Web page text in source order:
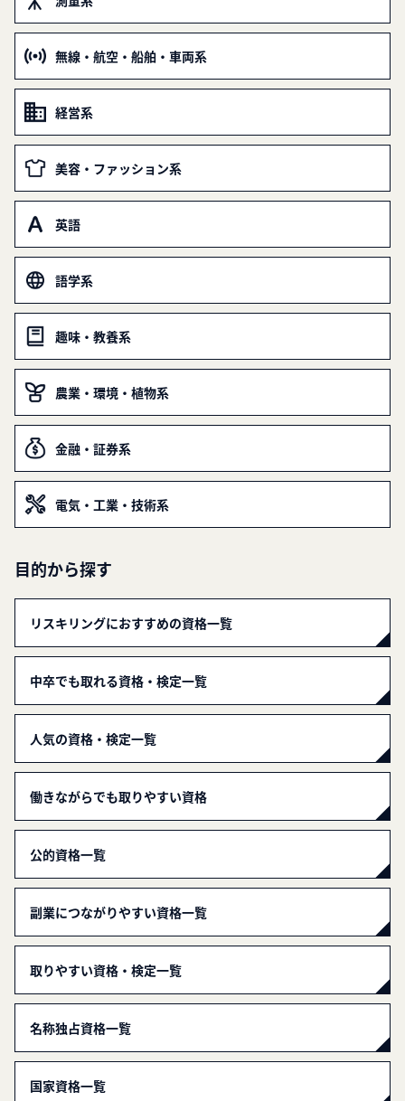
無線・航空・船舶・車両系
経営系
美容・ファッション系
英語
語学系
趣味・教養系
農業・環境・植物系
金融・証券系
電気・工業・技術系
目的から探す
リスキリングにおすすめの資格一覧
中卒でも取れる資格・検定一覧
人気の資格・検定一覧
働きながらでも取りやすい資格
公的資格一覧
副業につながりやすい資格一覧
取りやすい資格・検定一覧
名称独占資格一覧
国家資格一覧